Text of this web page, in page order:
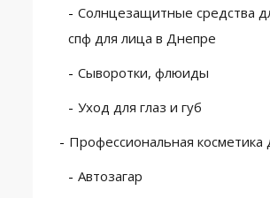
Солнцезащитные средства
спф для лица в Днепре
Сыворотки, флюиды
Уход для глаз и губ
Профессиональная косметика
Автозагар